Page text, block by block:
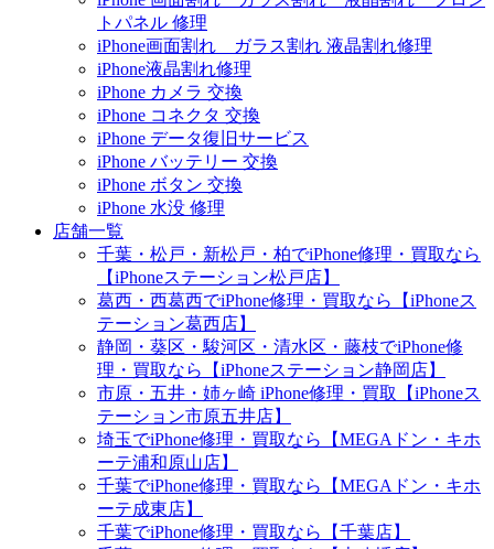
トパネル 修理
iPhone画面割れ ガラス割れ 液晶割れ修理
iPhone液晶割れ修理
iPhone カメラ 交換
iPhone コネクタ 交換
iPhone データ復旧サービス
iPhone バッテリー 交換
iPhone ボタン 交換
iPhone 水没 修理
店舗一覧
千葉・松戸・新松戸・柏でiPhone修理・買取なら
【iPhoneステーション松戸店】
葛西・西葛西でiPhone修理・買取なら【iPhoneス
テーション葛西店】
静岡・葵区・駿河区・清水区・藤枝でiPhone修
理・買取なら【iPhoneステーション静岡店】
市原・五井・姉ヶ崎 iPhone修理・買取【iPhoneス
テーション市原五井店】
埼玉でiPhone修理・買取なら【MEGAドン・キホ
ーテ浦和原山店】
千葉でiPhone修理・買取なら【MEGAドン・キホ
ーテ成東店】
千葉でiPhone修理・買取なら【千葉店】